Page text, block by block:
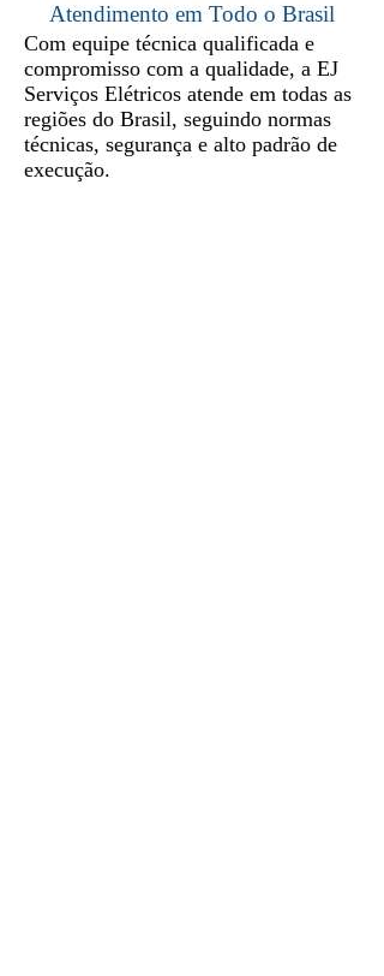
Atendimento em Todo o Brasil
Com equipe técnica qualificada e
compromisso com a qualidade, a EJ
Serviços Elétricos atende em todas as
regiões do Brasil, seguindo normas
técnicas, segurança e alto padrão de
execução.